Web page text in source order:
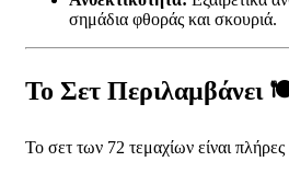
σημάδια φθοράς και σκουριά.
Το Σετ Περιλαμβάνει
Το σετ των 72 τεμαχίων είναι πλήρες